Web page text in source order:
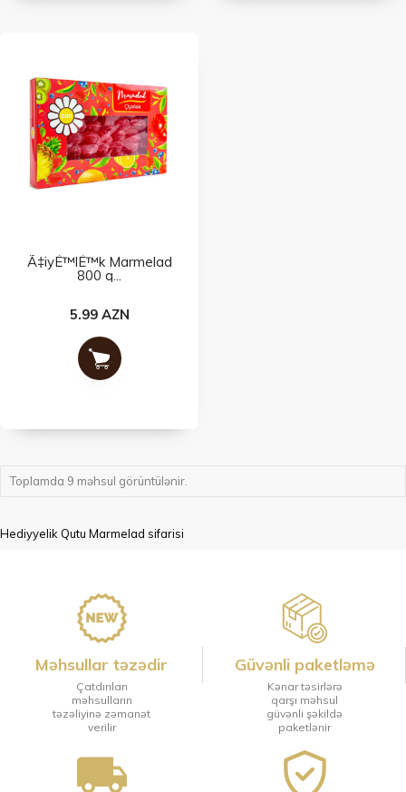
Ã‡iyÉ™lÉ™k Marmelad
800 q...
5.99 AZN
Toplamda 9 məhsul görüntülənir.
Hediyyelik Qutu Marmelad sifarisi
Məhsullar təzədir
Çatdırılan
məhsulların
təzəliyinə zəmanət
verilir
Güvənli paketləmə
Kənar təsirlərə
qarşı məhsul
güvənli şəkildə
paketlənir